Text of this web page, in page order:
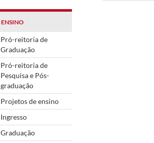
ENSINO
Pró-reitoria de
Graduação
Pró-reitoria de
Pesquisa e Pós-
graduação
Projetos de ensino
Ingresso
Graduação